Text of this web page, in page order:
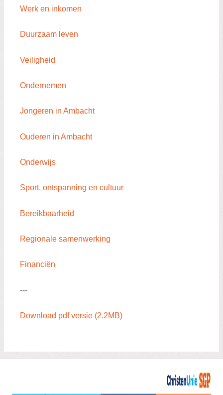
Werk en inkomen
Duurzaam leven
Veiligheid
Ondernemen
Jongeren in Ambacht
Ouderen in Ambacht
Onderwijs
Sport, ontspanning en cultuur
Bereikbaarheid
Regionale samenwerking
Financiën
---
Download pdf versie (2.2MB)